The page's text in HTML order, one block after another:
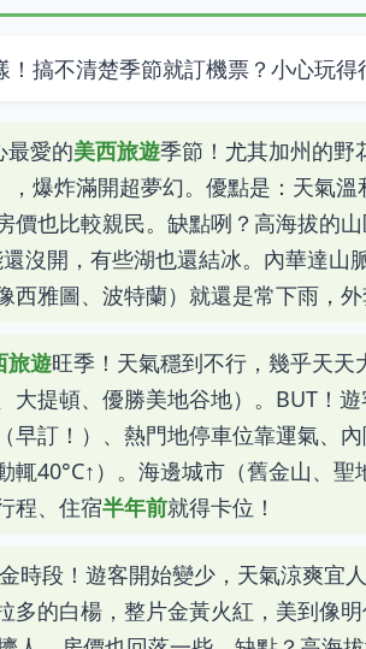
搞不清楚季節就訂機票？小心玩得
最愛的美西旅遊季節！尤其加州的野
爆炸滿開超夢幻。優點是：天氣溫
價也比較親民。缺點咧？高海拔的
沒開，有些湖也還結冰。內華達山
雅圖、波特蘭）就還是常下雨，外
旅遊旺季！天氣穩到不行，幾乎天天
大提頓、優勝美地谷地）。BUT！
早訂！）、熱門地停車位靠運氣、
輒40°C↑）。海邊城市（舊金山、聖
程、住宿半年前就得卡位！
時段！遊客開始變少，天氣涼爽
多的白楊，整片金黃火紅，美到像